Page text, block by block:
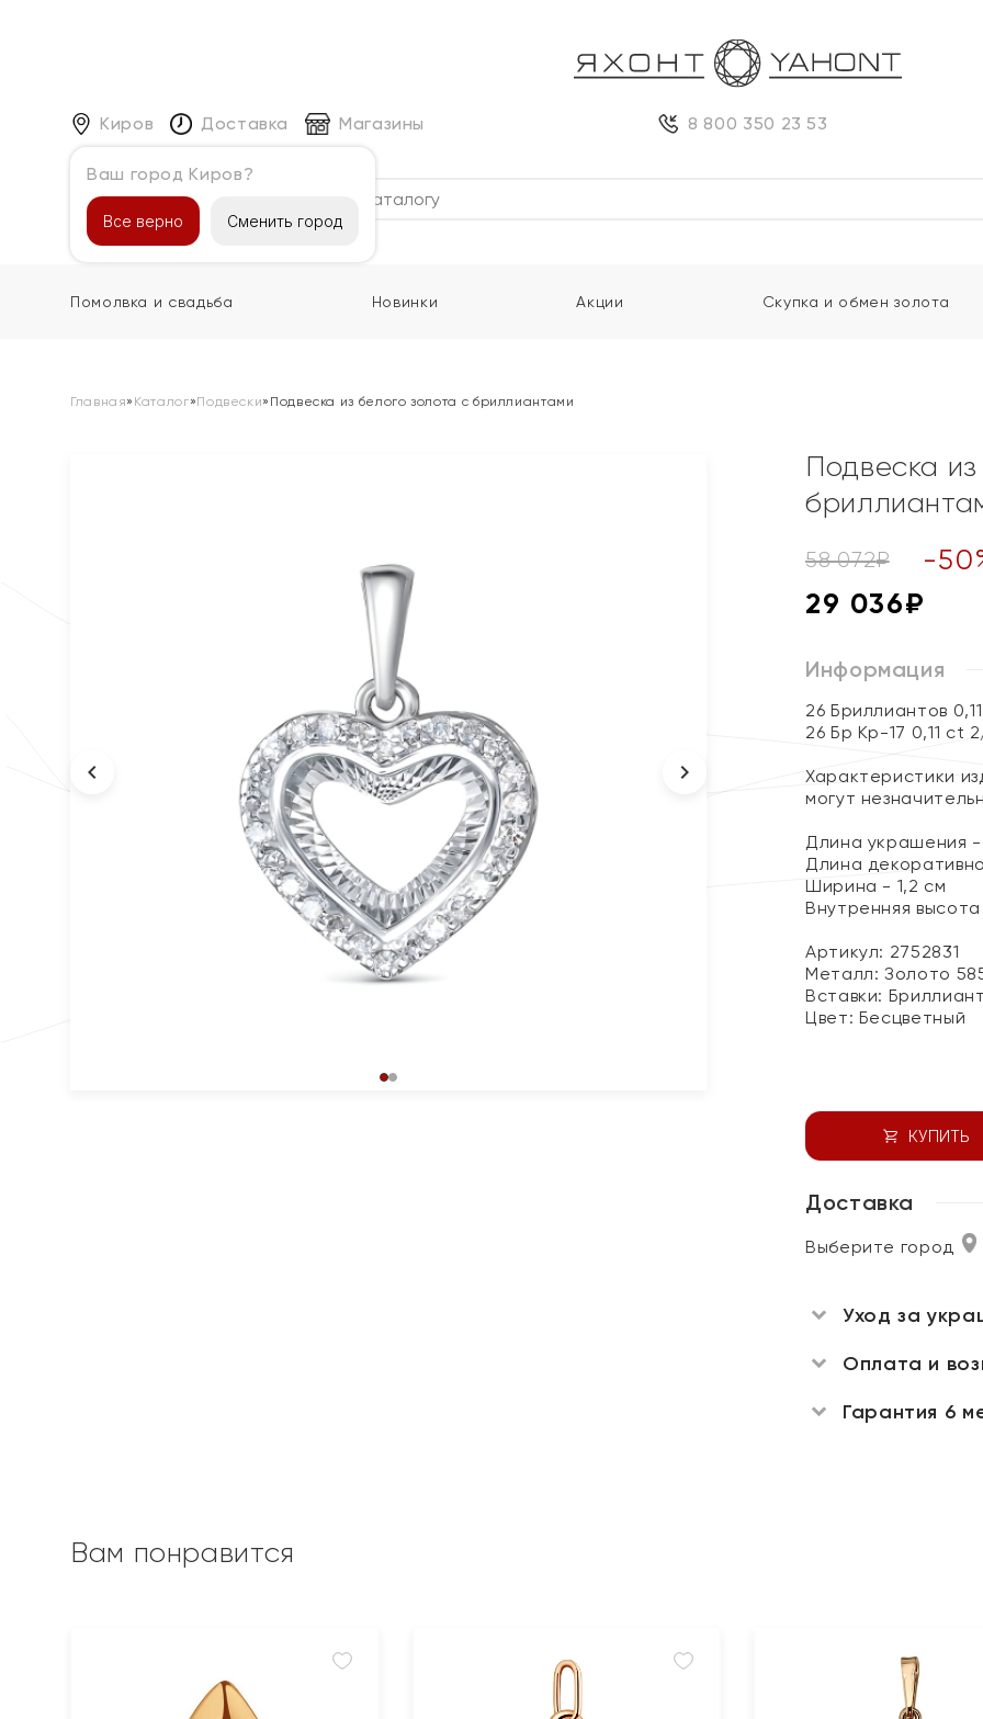
Киров
Ваш город Киров?
Все верно Сменить город
Доставка Магазины 8 800 350 23 53
Каталог
Помолвка и свадьба Новинки Акции Скупка и обмен золота
Главная» Каталог»Подвески» Подвеска из белого золота с бриллиантами
Подвеска
58 072₽ -50
29 036₽
Информация
26 Бриллиантов
26 Бр Кр-17 0,11 ct
Характеристики
могут
Длина украшения -
Длина
Ширина - 1,2 см
Внутренняя
Артикул: 2752831
Металл:Золото
Вставки: Бриллиант
Цвет: Бесцветный
КУПИТЬ
Доставка
Выберите город
Уход за
Оплата и
Гарантия 6
Вам понравится